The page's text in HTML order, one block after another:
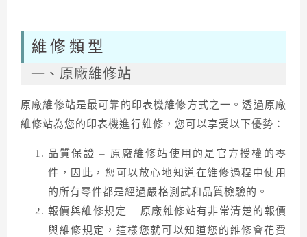
維修類型
一、原廠維修站
原廠維修站是最可靠的印表機維修方式之一。透過原廠
維修站為您的印表機進行維修，您可以享受以下優勢：
品質保證 – 原廠維修站使用的是官方授權的零
件，因此，您可以放心地知道在維修過程中使用
的所有零件都是經過嚴格測試和品質檢驗的。
報價與維修規定 – 原廠維修站有非常清楚的報價
與維修規定，這樣您就可以知道您的維修會花費